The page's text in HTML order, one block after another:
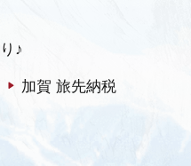
♪
加賀 旅先納税